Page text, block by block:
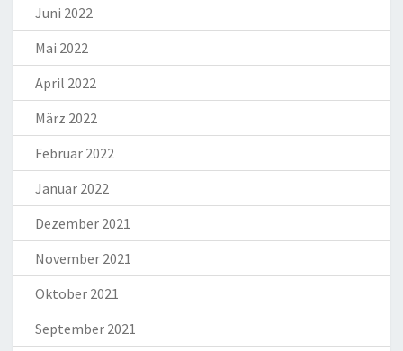
Juni 2022
Mai 2022
April 2022
März 2022
Februar 2022
Januar 2022
Dezember 2021
November 2021
Oktober 2021
September 2021